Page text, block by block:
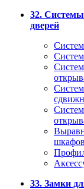
32.
дверей
шкафов
33. Замки